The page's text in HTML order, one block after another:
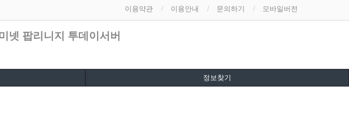
이용약관 이용안내 문의하기 모바일버전
넷 팝리니지 투데이서버
정보찾기